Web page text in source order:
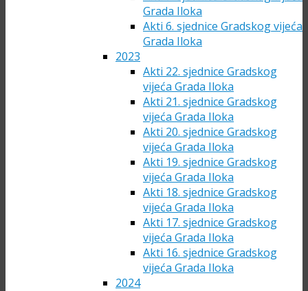
Grada Iloka
Akti 6. sjednice Gradskog vijeća
Grada Iloka
2023
Akti 22. sjednice Gradskog
vijeća Grada Iloka
Akti 21. sjednice Gradskog
vijeća Grada Iloka
Akti 20. sjednice Gradskog
vijeća Grada Iloka
Akti 19. sjednice Gradskog
vijeća Grada Iloka
Akti 18. sjednice Gradskog
vijeća Grada Iloka
Akti 17. sjednice Gradskog
vijeća Grada Iloka
Akti 16. sjednice Gradskog
vijeća Grada Iloka
2024